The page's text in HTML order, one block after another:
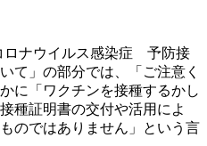
ロナウイルス感染症 予防接
て」の部分では、「ご注意く
に「ワクチンを接種するかし
種証明書の交付や活用によ
のではありません」という言